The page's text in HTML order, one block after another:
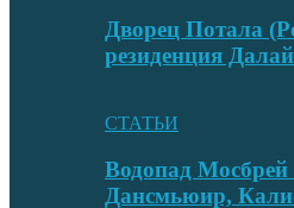
Дворец Потала
резиденция
СТАТЬИ
Водопад Мосбрей
Дансмьюир,